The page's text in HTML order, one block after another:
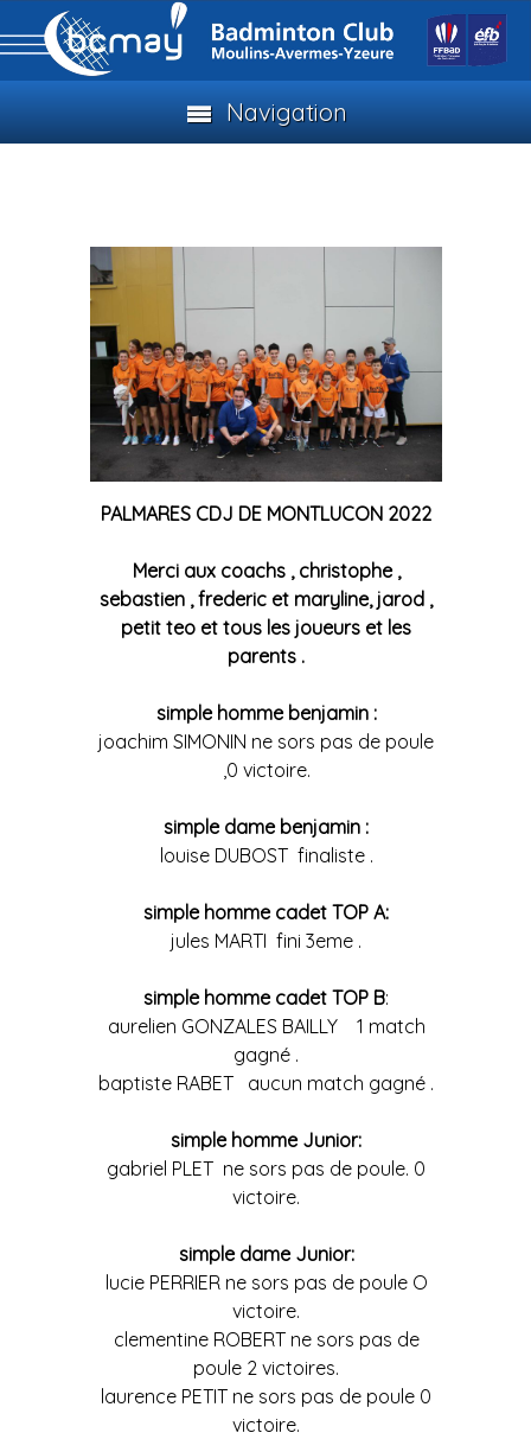
Navigation
PALMARES CDJ DE MONTLUCON 2022
Merci aux coachs , christophe ,
sebastien , frederic et maryline, jarod ,
petit teo et tous les joueurs et les
parents .
simple homme benjamin :
joachim SIMONIN ne sors pas de poule
,0 victoire.
simple dame benjamin :
louise DUBOST finaliste .
simple homme cadet TOP A:
jules MARTI fini 3eme .
simple homme cadet TOP B:
aurelien GONZALES BAILLY 1 match
gagné .
baptiste RABET aucun match gagné .
simple homme Junior:
gabriel PLET ne sors pas de poule. 0
victoire.
simple dame Junior:
lucie PERRIER ne sors pas de poule O
victoire.
clementine ROBERT ne sors pas de
poule 2 victoires.
laurence PETIT ne sors pas de poule 0
victoire.